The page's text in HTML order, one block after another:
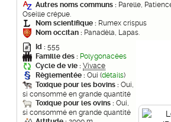
Autres noms communs : Parelle,
Oseille crépue.
Nom scientifique : Rumex crispus
Nom occitan : Panadèla, Lapas.
Id : 555
Famille des : Polygonacées
Cycle de vie : Vivace
Règlementée : Oui (détails)
Toxique pour les bovins : Oui,
si consommé en grande quantité
Toxique pour les ovins : Oui,
si consommé en grande quantité